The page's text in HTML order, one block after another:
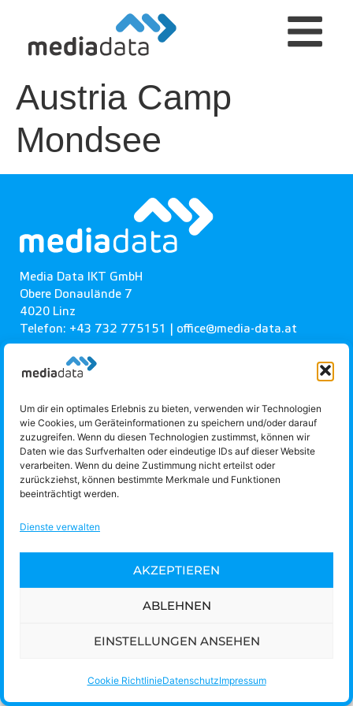
Um dir ein optimales Erlebnis zu bieten, verwenden wir Technologien
wie Cookies, um Geräteinformationen zu speichern und/oder darauf
zuzugreifen. Wenn du diesen Technologien zustimmst, können wir
Daten wie das Surfverhalten oder eindeutige IDs auf dieser Website
verarbeiten. Wenn du deine Zustimmung nicht erteilst oder
zurückziehst, können bestimmte Merkmale und Funktionen
beeinträchtigt werden.
Dienste verwalten
AKZEPTIEREN
ABLEHNEN
EINSTELLUNGEN ANSEHEN
Cookie RichtlinieDatenschutzImpressum
Austria Camp
Mondsee
Media Data IKT GmbH
Obere Donaulände 7
4020 Linz
Telefon: +43 732 775151 | office@media-data.at
Hotline:+43/732/775151-900
E-Mail:support@media-data.at
FERNWARTUNG
Kontakt Jobs